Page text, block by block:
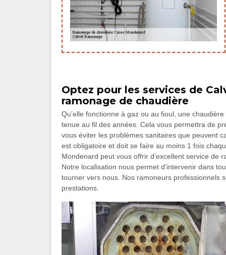
Optez pour les services de
ramonage de chaudière
Qu’elle fonctionne à gaz ou au fioul, une
tenue au fil des années. Cela vous permettra de
vous éviter les problèmes sanitaires que peuvent
est obligatoire et doit se faire au moins 1 fois
Mondenard peut vous offrir d’excellent service de
Notre localisation nous permet d’intervenir dans
tourner vers nous. Nos ramoneurs professionnels
prestations.